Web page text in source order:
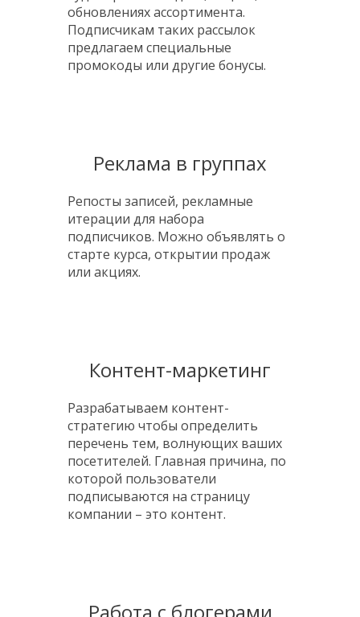
обновлениях ассортимента.
Подписчикам таких рассылок
предлагаем специальные
промокоды или другие бонусы.
Реклама в группах
Репосты записей, рекламные
итерации для набора
подписчиков. Можно объявлять о
старте курса, открытии продаж
или акциях.
Контент-маркетинг
Разрабатываем контент-
стратегию чтобы определить
перечень тем, волнующих ваших
посетителей. Главная причина, по
которой пользователи
подписываются на страницу
компании – это контент.